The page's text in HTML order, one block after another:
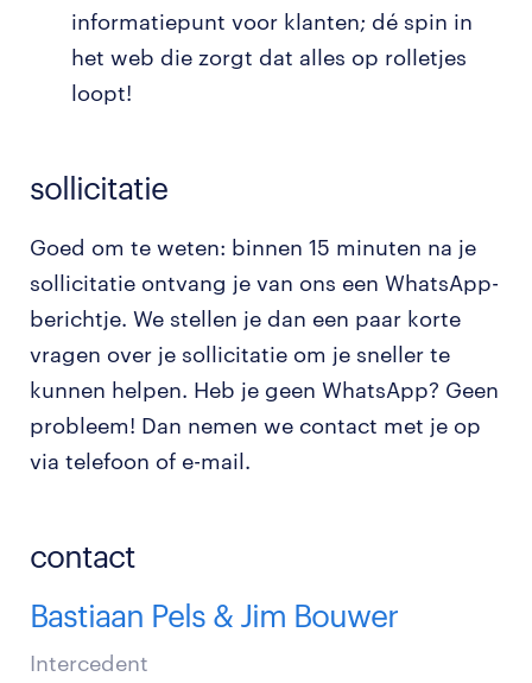
informatiepunt voor klanten; dé spin in
het web die zorgt dat alles op rolletjes
loopt!
sollicitatie
Goed om te weten: binnen 15 minuten na je
sollicitatie ontvang je van ons een WhatsApp-
berichtje. We stellen je dan een paar korte
vragen over je sollicitatie om je sneller te
kunnen helpen. Heb je geen WhatsApp? Geen
probleem! Dan nemen we contact met je op
via telefoon of e-mail.
contact
Bastiaan Pels & Jim Bouwer
Intercedent